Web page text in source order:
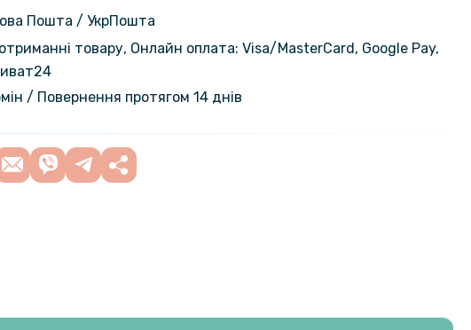
Пошта / УкрПошта
товару, Онлайн оплата: Visa/MasterСard, Google Pay,
/ Повернення протягом 14 днів